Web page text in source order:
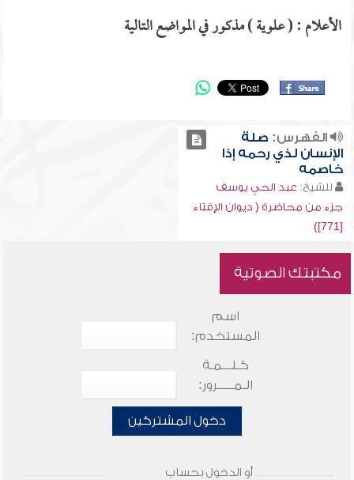
الأعلام : ( علوية ) مذكور في المواضع التالية
الفهرس: صلة
الإنسان لذي رحمه إذا
خاصمه
للشيخ: عبد الحي يوسف
جزء من محاضرة ( ديوان الإفتاء
[771])
مكتبتك الصوتية
اسم
المستخدم:
كـلـــمـة
الـمـــــرور:
دخول المشتركين
أو الدخول بحساب